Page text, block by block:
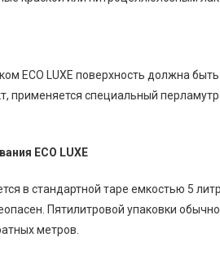
ECO LUXE поверхность должна
применяется специальный
ECO LUXE
в стандартной таре емкостью 5
Пятилитровой упаковки
метров.